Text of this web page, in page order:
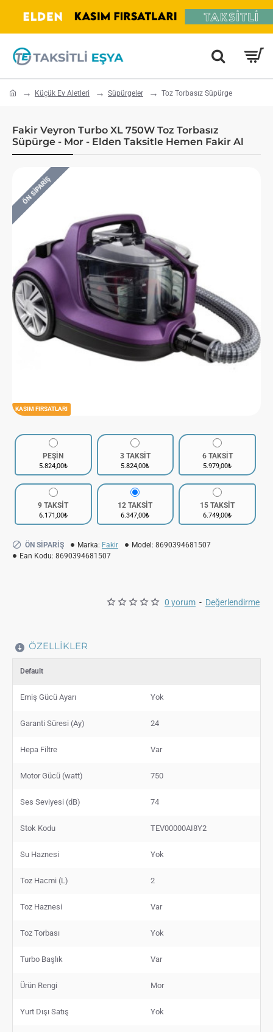
home Küçük Ev Aletleri Süpürgeler Toz Torbasız Süpürge
Fakir Veyron Turbo XL 750W Toz Torbasız
Süpürge - Mor - Elden Taksitle Hemen Fakir Al
KASIM FIRSATLARI
ÖN SIPARIŞ
0 yorum - Değerlendirme
PEŞİN
5.824,00₺
3 TAKSİT
5.824,00₺
6 TAKSİT
5.979,00₺
9 TAKSİT
6.171,00₺
12 TAKSİT
6.347,00₺
15 TAKSİT
6.749,00₺
ÖN SIPARIŞ Marka: Fakir Model: 8690394681507
Ean Kodu: 8690394681507
ÖZELLIKLER
Default
Emiş Gücü Ayarı Yok
Garanti Süresi (Ay) 24
Hepa Filtre Var
Motor Gücü (watt) 750
Ses Seviyesi (dB) 74
Stok Kodu TEV00000AI8Y2
Su Haznesi Yok
Toz Hacmi (L) 2
Toz Haznesi Var
Toz Torbası Yok
Turbo Başlık Var
Ürün Rengi Mor
Yurt Dışı Satış Yok